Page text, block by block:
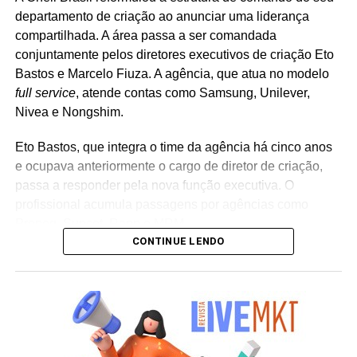
departamento de criação ao anunciar uma liderança
compartilhada. A área passa a ser comandada
conjuntamente pelos diretores executivos de criação Eto
Bastos e Marcelo Fiuza. A agência, que atua no modelo
full service, atende contas como Samsung, Unilever,
Nivea e Nongshim.
Eto Bastos, que integra o time da agência há cinco anos
e ocupava anteriormente o cargo de diretor de criação,
passa a responder pela nova função executiva. O
Já Marcelo Fiuza retorna à Cheil Brasil para assumir o
casa entre 2023 e 2025. Em sua trajetória corporativa,
Fiuza reúne experiência em operações publicitárias como
Mutato, Publicis Brasil, DPZ e Neogama/BBH.
CONTINUE LENDO